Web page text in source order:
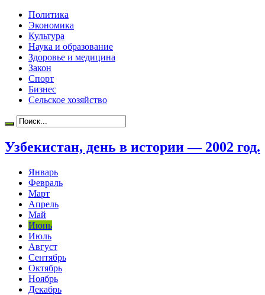
Политика
Экономика
Культура
Наука и образование
Здоровье и медицина
Закон
Спорт
Бизнес
Сельское хозяйство
Узбекистан, день в истории — 2002 год.
Январь
Февраль
Март
Апрель
Май
Июнь
Июль
Август
Сентябрь
Октябрь
Ноябрь
Декабрь